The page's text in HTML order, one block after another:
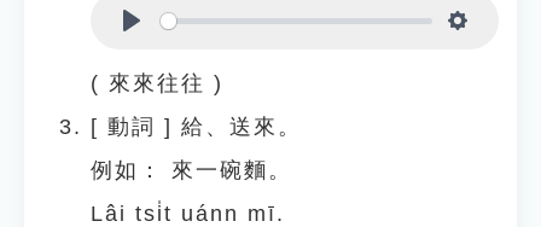
( 來來往往 )
[ 動詞 ] 給、送來。
例如：
來一碗麵。
Lâi tsi̍t uánn mī.